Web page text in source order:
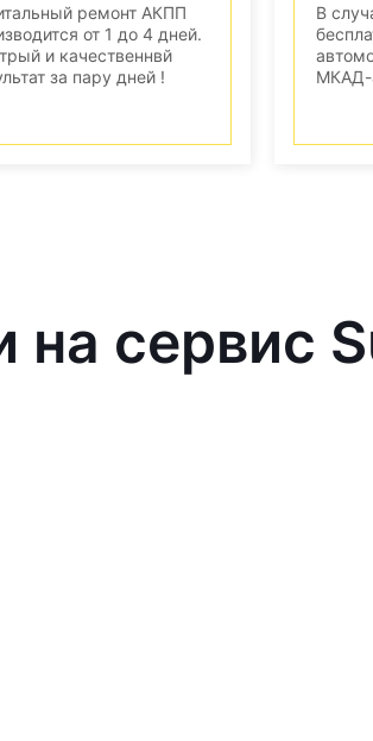
ремонт АКПП
от 1 до 4 дней.
и качественнвй
за пару дней !
В
МКАД-
на сервис